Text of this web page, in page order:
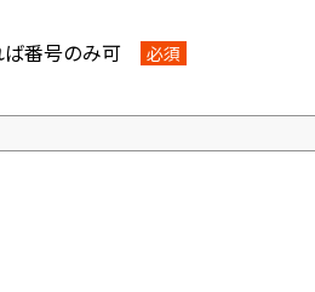
番号のみ可 必須